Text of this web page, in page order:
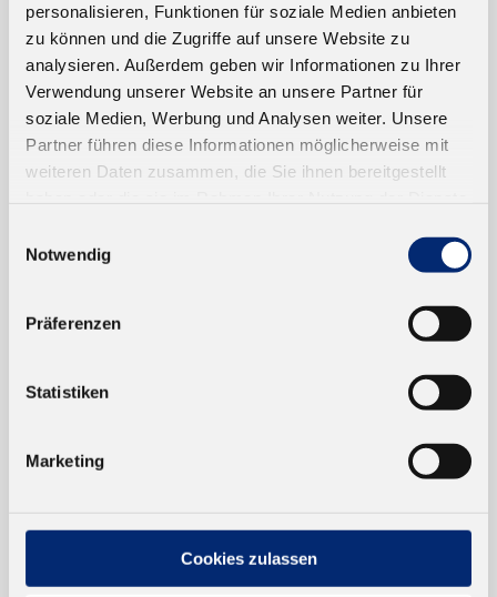
personalisieren, Funktionen für soziale Medien anbieten
zu können und die Zugriffe auf unsere Website zu
analysieren. Außerdem geben wir Informationen zu Ihrer
Verwendung unserer Website an unsere Partner für
soziale Medien, Werbung und Analysen weiter. Unsere
Partner führen diese Informationen möglicherweise mit
weiteren Daten zusammen, die Sie ihnen bereitgestellt
Notwendig
Präferenzen
Statistiken
Marketing
Cookies zulassen
EINKAUFEN
NEUKUNDEN
VERSAND UND ZAHLUNG
EINFACH BEZAHLEN
Institutionen, nicht an Verbraucher im
Sinne des § 13 BGB. Alle Preise in Euro
zzgl. gesetzl. MwSt.